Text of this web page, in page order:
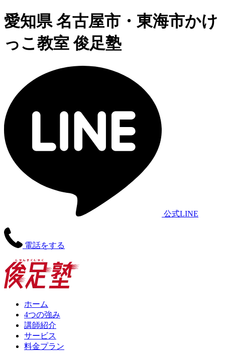
愛知県 名古屋市・東海市かけ
っこ教室 俊足塾
公式LINE
電話をする
ホーム
4つの強み
講師紹介
サービス
料金プラン